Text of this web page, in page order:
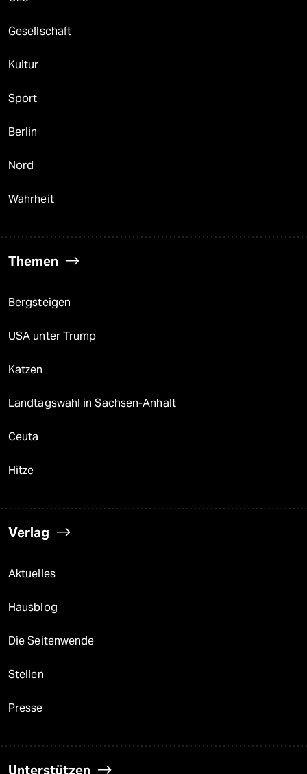
Gesellschaft
Kultur
Sport
Berlin
Nord
Wahrheit
Themen
Bergsteigen
USA unter Trump
Katzen
Landtagswahl in Sachsen-Anhalt
Ceuta
Hitze
Verlag
Aktuelles
Hausblog
Die Seitenwende
Stellen
Presse
Unterstützen